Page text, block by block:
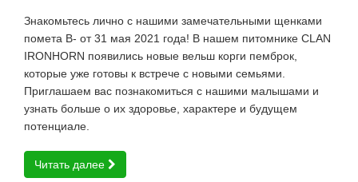
Знакомьтесь лично с нашими замечательными щенками
помета В- от 31 мая 2021 года! В нашем питомнике CLAN
IRONHORN появились новые вельш корги пемброк,
которые уже готовы к встрече с новыми семьями.
Приглашаем вас познакомиться с нашими малышами и
узнать больше о их здоровье, характере и будущем
потенциале.
Читать далее